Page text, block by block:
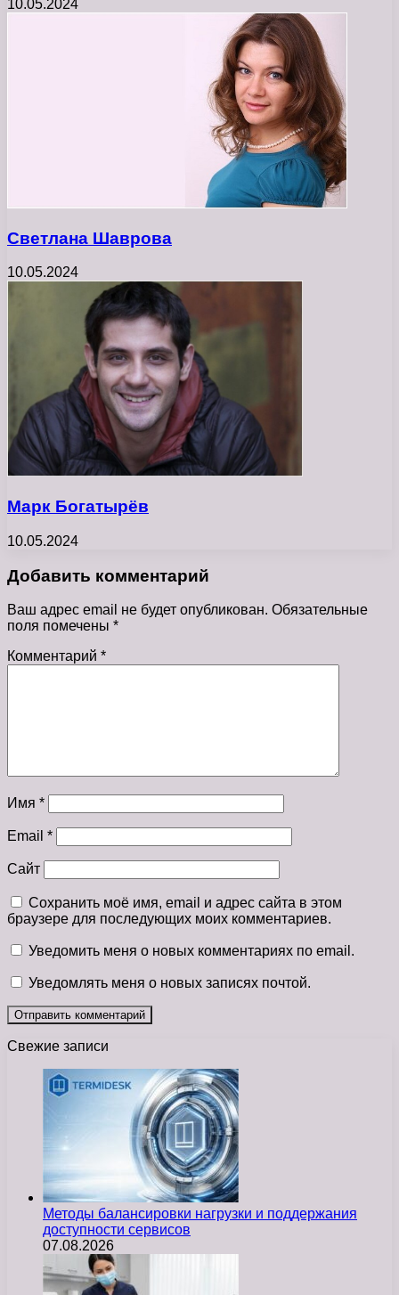
10.05.2024
Светлана Шаврова
10.05.2024
Марк Богатырёв
10.05.2024
Добавить комментарий
Ваш адрес email не будет опубликован. Обязательные
поля помечены *
Комментарий *
Имя *
Email *
Сайт
Сохранить моё имя, email и адрес сайта в этом
браузере для последующих моих комментариев.
Уведомить меня о новых комментариях по email.
Уведомлять меня о новых записях почтой.
Свежие записи
Методы балансировки нагрузки и поддержания
доступности сервисов
07.08.2026